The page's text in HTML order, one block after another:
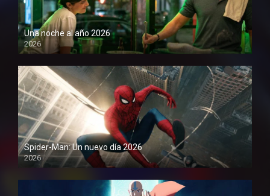
Una noche al año 2026
2026
1080P
Spider-Man: Un nuevo día 2026
2026
1080P